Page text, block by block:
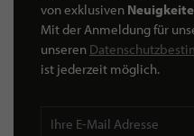
von exklusiven
Mit der Anmeldung für
unseren
ist jederzeit möglich.